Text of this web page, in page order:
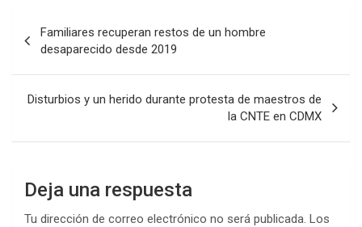
de
entradas
Familiares recuperan restos de un hombre
desaparecido desde 2019
Disturbios y un herido durante protesta de maestros de
la CNTE en CDMX
Deja una respuesta
Tu dirección de correo electrónico no será publicada. Los